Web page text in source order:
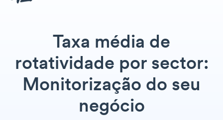
Taxa média de
rotatividade por sector:
Monitorização do seu
negócio